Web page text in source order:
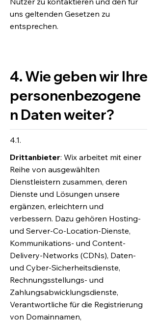
uns geltenden Gesetzen zu
entsprechen.
4. Wie geben wir Ihre
personenbezogene
n Daten weiter?
4.1.
Drittanbieter: Wix arbeitet mit einer
Reihe von ausgewählten
Dienstleistern zusammen, deren
Dienste und Lösungen unsere
ergänzen, erleichtern und
verbessern. Dazu gehören Hosting-
und Server-Co-Location-Dienste,
Kommunikations- und Content-
Delivery-Networks (CDNs), Daten-
und Cyber-Sicherheitsdienste,
Rechnungsstellungs- und
Zahlungsabwicklungsdienste,
Verantwortliche für die Registrierung
von Domainnamen,